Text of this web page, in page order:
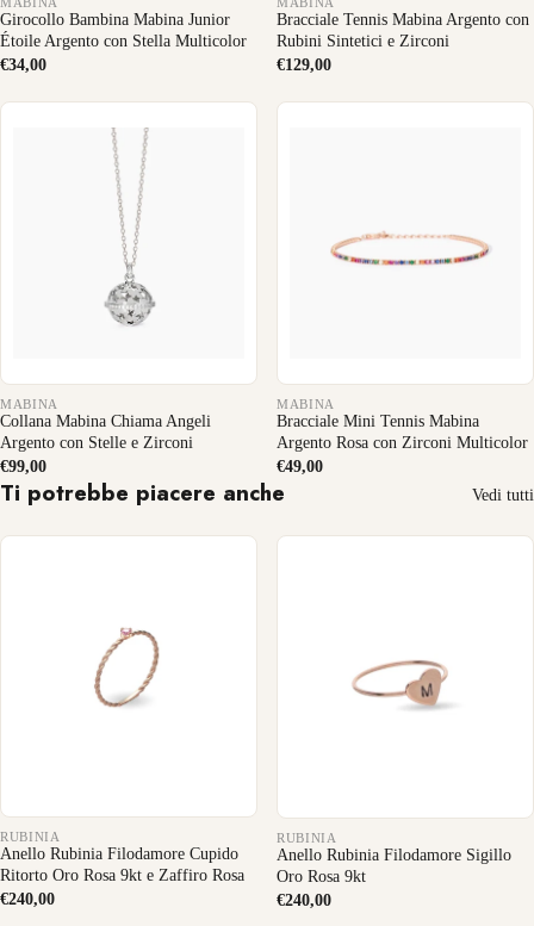
Girocollo Bambina Mabina Junior
Étoile Argento con Stella Multicolor
€34,00
Bracciale Tennis Mabina Argento con
Rubini Sintetici e Zirconi
€129,00
MABINA
Collana Mabina Chiama Angeli
Argento con Stelle e Zirconi
€99,00
MABINA
Bracciale Mini Tennis Mabina
Argento Rosa con Zirconi Multicolor
€49,00
Ti potrebbe piacere anche Vedi tutti
RUBINIA
Anello Rubinia Filodamore Cupido
Ritorto Oro Rosa 9kt e Zaffiro Rosa
€240,00
RUBINIA
Anello Rubinia Filodamore Sigillo
Oro Rosa 9kt
€240,00